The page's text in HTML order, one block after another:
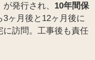
発行され、 10年間保
ヶ月後と12ヶ月後に
に訪問。工事後も責任